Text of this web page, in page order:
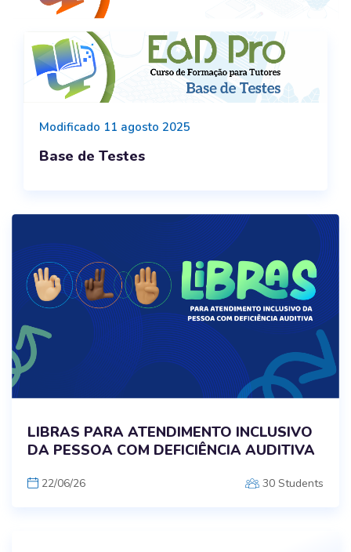
Modificado 11 agosto 2025
Base de Testes
LIBRAS PARA ATENDIMENTO INCLUSIVO
DA PESSOA COM DEFICIÊNCIA AUDITIVA
22/06/26 30 Students